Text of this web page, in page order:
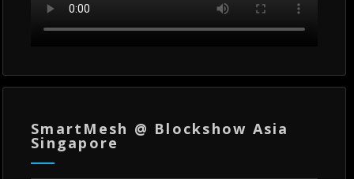
SmartMesh @ Blockshow Asia
Singapore